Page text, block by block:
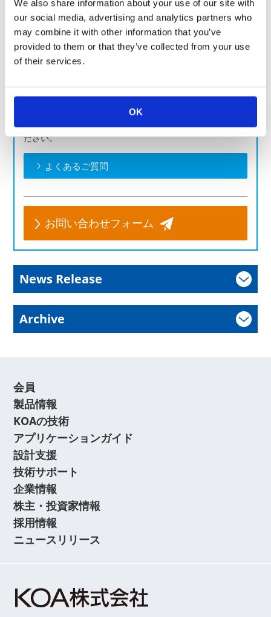
We also share information about your use of our site with
our social media, advertising and analytics partners who
may combine it with other information that you’ve
provided to them or that they’ve collected from your use
of their services.
OK
電子機器の小型化、自動車のエレクトロニクス化が進み、熱設
計に対する取組みが変わり始めています。
本講演会では熱設計プロセスの概要と事例をご紹介します。ご
参加お待ちしています。
製品のお問い合わせはこちら
お客様の課題に合わせてご提案します。お気軽にご相談く
ださい。
よくあるご質問
お問い合わせフォーム
News Release
Archive
会員
製品情報
KOAの技術
アプリケーションガイド
設計支援
技術サポート
企業情報
株主・投資家情報
採用情報
ニュースリリース